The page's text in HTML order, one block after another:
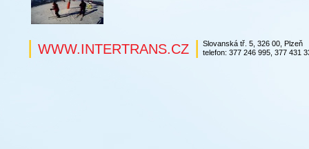
| WWW.INTERTRANS.CZ | Slovanská tř. 5, 326 00, Plzeň
telefon: 377 246 995, 377 431